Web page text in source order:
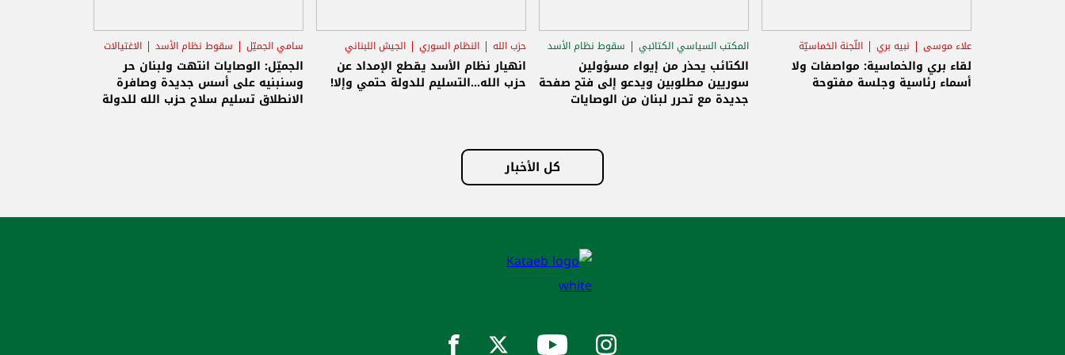
علاء موسى نبيه بري اللّجنة الخماسيّة
لقاء بري والخماسية: مواصفات ولا
أسماء رئاسية وجلسة مفتوحة
المكتب السياسي الكتائبي
سقوط نظام الأسد
الاستحقاق الرئاسي
الكتائب يحذر من إيواء مسؤولين
سوريين مطلوبين ويدعو إلى فتح صفحة
جديدة مع تحرر لبنان من الوصايات
حزب الله النظام السوري الجيش اللبناني
انهيار نظام الأسد يقطع الإمداد عن
حزب الله...التسليم للدولة حتمي وإلا!
سامي الجميّل سقوط نظام الأسد الاغتيالات
الجميّل: الوصايات انتهت ولبنان حر
وسنبنيه على أسس جديدة وصافرة
الانطلاق تسليم سلاح حزب الله للدولة
كل الأخبار